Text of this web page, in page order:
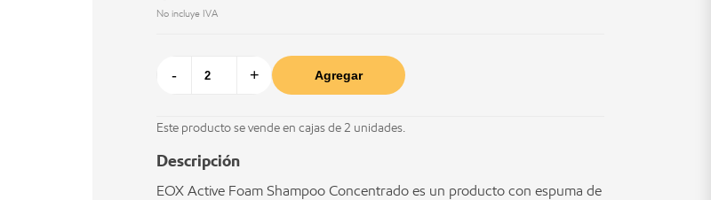
No incluye IVA
- + Agregar
Este producto se vende en cajas de 2 unidades.
Descripción
EOX Active Foam Shampoo Concentrado es un producto con espuma de